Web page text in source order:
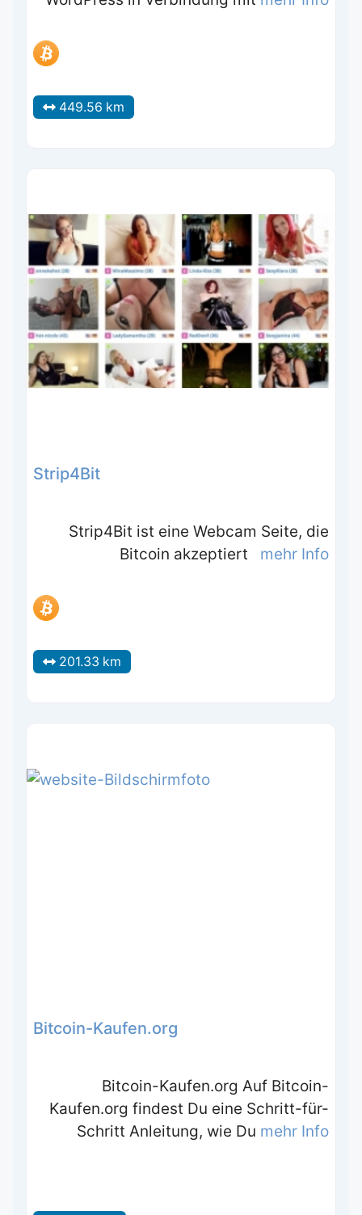
449.56 km
Strip4Bit
Strip4Bit ist eine Webcam Seite, die
Bitcoin akzeptiert mehr Info
201.33 km
Bitcoin-Kaufen.org
Bitcoin-Kaufen.org Auf Bitcoin-
Kaufen.org findest Du eine Schritt-für-
Schritt Anleitung, wie Du mehr Info